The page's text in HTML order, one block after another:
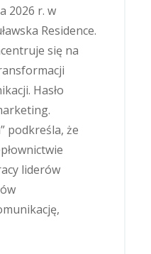
2026 r. w
Residence.
się na
Hasło
podkreśla, że
liderów